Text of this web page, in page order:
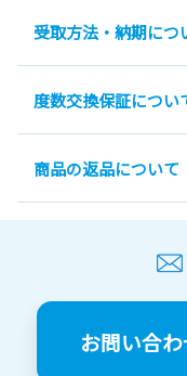
受取方法・納期につ
度数交換保証につい
商品の返品について
お問い合